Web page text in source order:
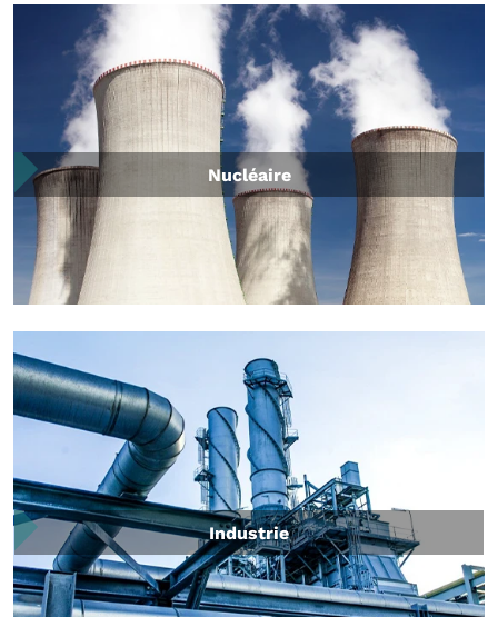
Nucléaire
Industrie